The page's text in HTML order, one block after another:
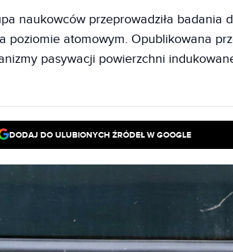
naukowców przeprowadziła badania
poziomie atomowym. Opublikowana
pasywacji powierzchni
DODAJ DO ULUBIONYCH ŹRÓDEŁ W GOOGLE